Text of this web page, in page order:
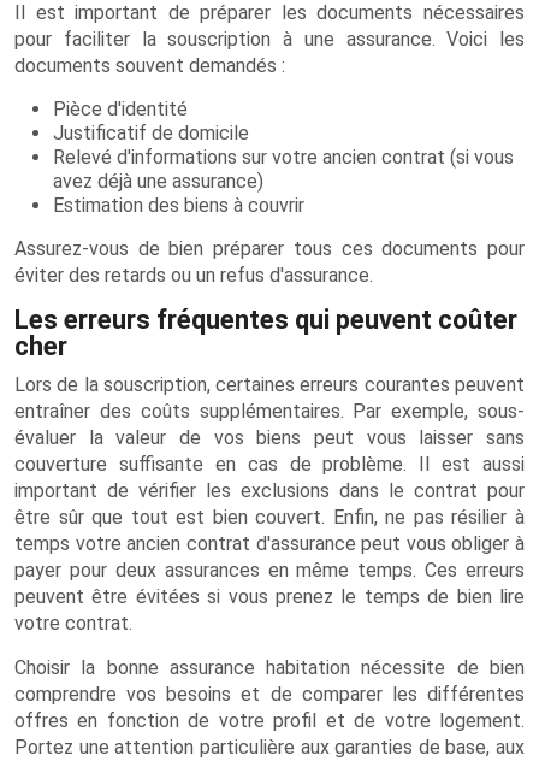
Il est important de préparer les documents nécessaires
pour faciliter la souscription à une assurance. Voici les
documents souvent demandés :
Pièce d'identité
Justificatif de domicile
Relevé d'informations sur votre ancien contrat (si vous
avez déjà une assurance)
Estimation des biens à couvrir
Assurez-vous de bien préparer tous ces documents pour
éviter des retards ou un refus d'assurance.
Les erreurs fréquentes qui peuvent coûter
cher
Lors de la souscription, certaines erreurs courantes peuvent
entraîner des coûts supplémentaires. Par exemple, sous-
évaluer la valeur de vos biens peut vous laisser sans
couverture suffisante en cas de problème. Il est aussi
important de vérifier les exclusions dans le contrat pour
être sûr que tout est bien couvert. Enfin, ne pas résilier à
temps votre ancien contrat d'assurance peut vous obliger à
payer pour deux assurances en même temps. Ces erreurs
peuvent être évitées si vous prenez le temps de bien lire
votre contrat.
Choisir la bonne assurance habitation nécessite de bien
comprendre vos besoins et de comparer les différentes
offres en fonction de votre profil et de votre logement.
Portez une attention particulière aux garanties de base, aux